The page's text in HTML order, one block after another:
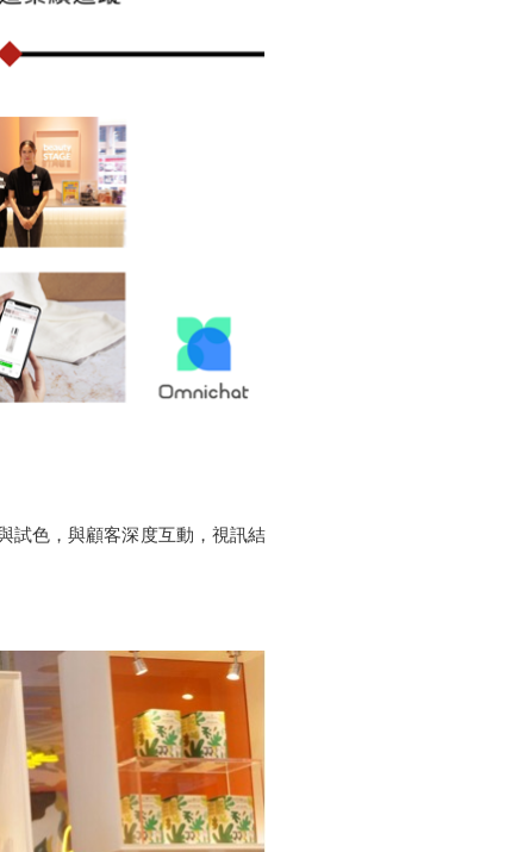
試色，與顧客深度互動，視訊結